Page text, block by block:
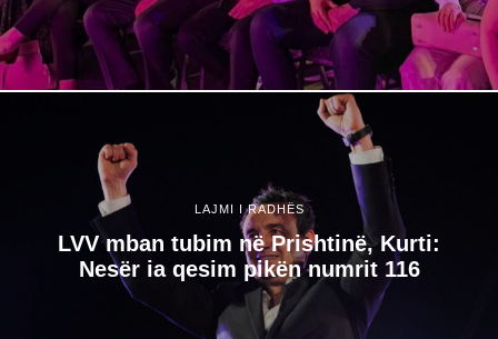
LAJMI I RADHËS
LVV mban tubim në Prishtinë, Kurti:
Nesër ia qesim pikën numrit 116